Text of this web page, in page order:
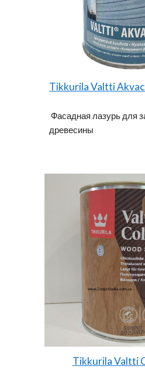
Tikkurila Valtti
Фасадная лазурь для
древесины
Tikkurila Valtti